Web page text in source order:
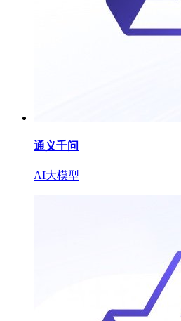
通义千问
AI大模型